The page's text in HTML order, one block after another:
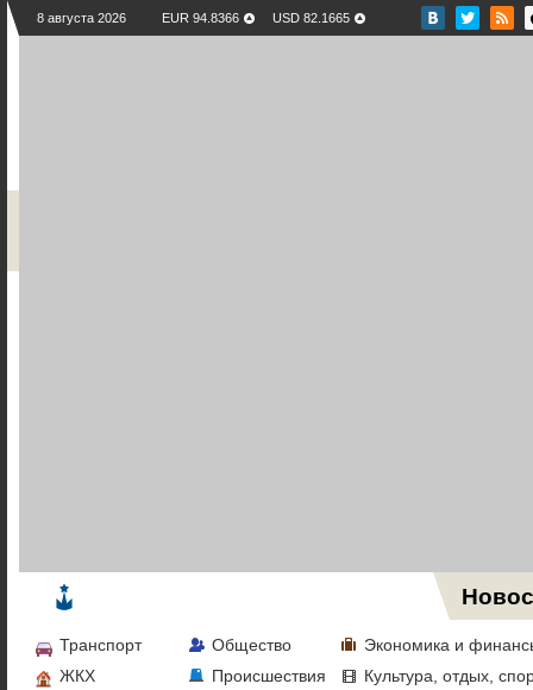
8 августа 2026 EUR 94.8366 USD 82.1665
Транспорт Общество
Экономика и
ЖКХ
Происшествия Культура, отдых,